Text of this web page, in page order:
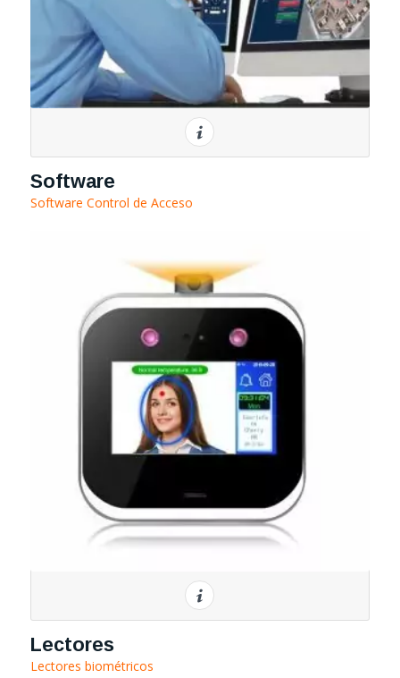
Software
Software Control de Acceso
Lectores
Lectores biométricos